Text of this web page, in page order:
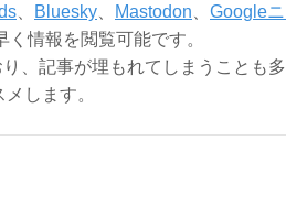
Bluesky Mastodon Google
情報を閲覧可能です。
、記事が埋もれてしまうことも
します。